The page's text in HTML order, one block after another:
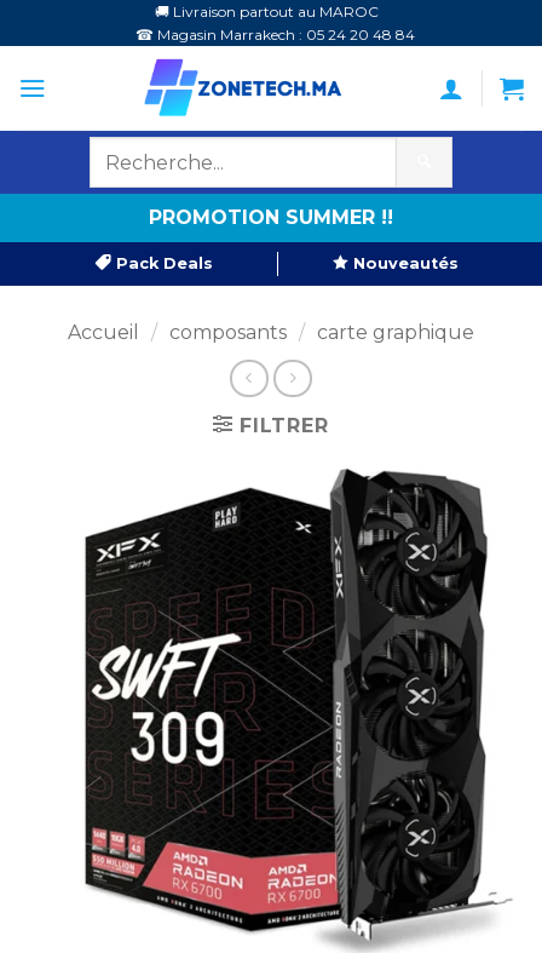
au
contenu
🚚 Livraison partout au MAROC
☎ Magasin Marrakech : 05 24 20 48 84
PROMOTION SUMMER !!
Pack Deals Nouveautés
Accueil / composants / carte graphique
FILTRER